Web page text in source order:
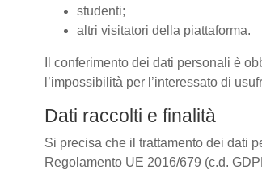
studenti;
altri visitatori della piattaforma.
Il conferimento dei dati personali è
l’impossibilità per l’interessato di
Dati raccolti e finalità
Si precisa che il trattamento dei dati
Regolamento UE 2016/679 (c.d.